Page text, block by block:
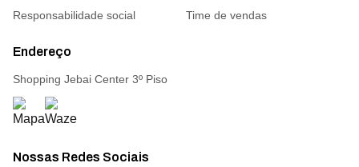
Responsabilidade social
Time de vendas
Endereço
Shopping Jebai Center 3º Piso
Nossas Redes Sociais